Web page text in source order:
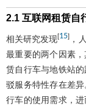
2.1 互联网租赁自
相关研究发现[15] ，
最重要的两个因素
赁自行车与地铁站
驳服务特性存在差
行车的使用需求，